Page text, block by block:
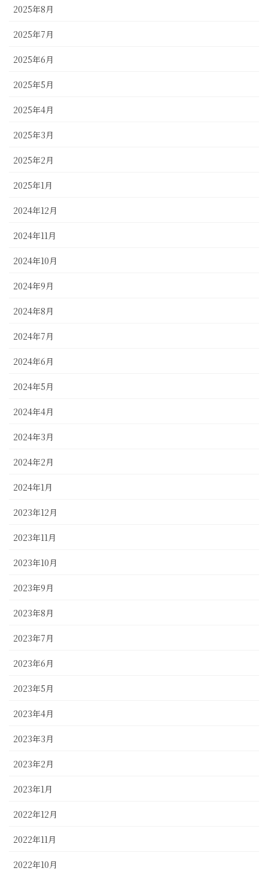
2025年8月
2025年7月
2025年6月
2025年5月
2025年4月
2025年3月
2025年2月
2025年1月
2024年12月
2024年11月
2024年10月
2024年9月
2024年8月
2024年7月
2024年6月
2024年5月
2024年4月
2024年3月
2024年2月
2024年1月
2023年12月
2023年11月
2023年10月
2023年9月
2023年8月
2023年7月
2023年6月
2023年5月
2023年4月
2023年3月
2023年2月
2023年1月
2022年12月
2022年11月
2022年10月